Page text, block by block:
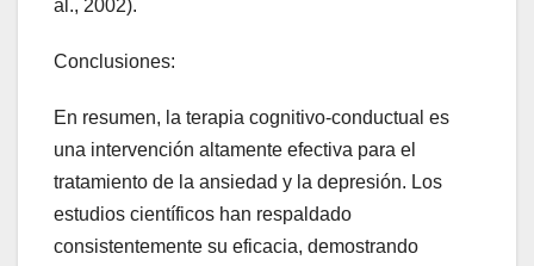
al., 2002).
Conclusiones:
En resumen, la terapia cognitivo-conductual es
una intervención altamente efectiva para el
tratamiento de la ansiedad y la depresión. Los
estudios científicos han respaldado
consistentemente su eficacia, demostrando